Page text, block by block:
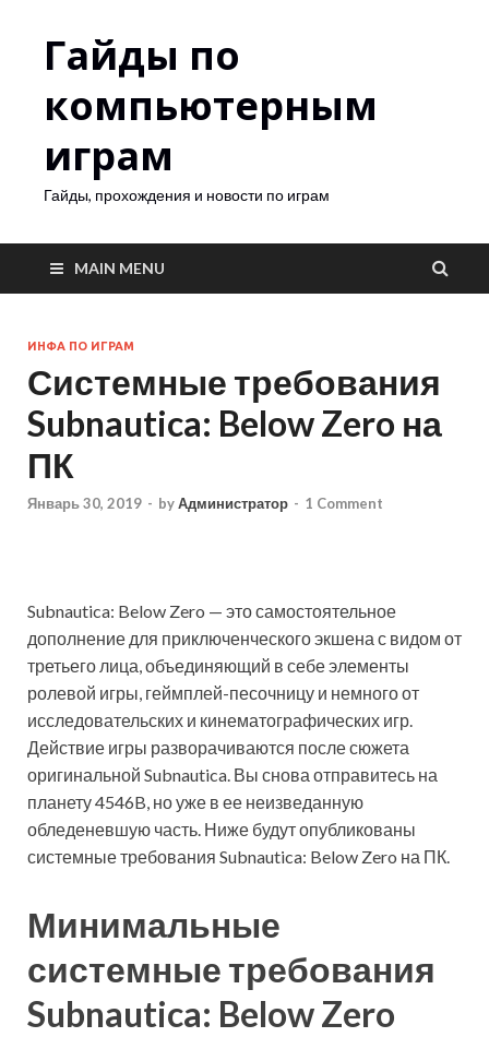
Гайды по
компьютерным
играм
Гайды, прохождения и новости по играм
MAIN MENU
ИНФА ПО ИГРАМ
Системные требования
Subnautica: Below Zero на
ПК
Январь 30, 2019 - byАдминистратор - 1 Comment
Subnautica: Below Zero — это самостоятельное
дополнение для приключенческого экшена с видом от
третьего лица, объединяющий в себе элементы
ролевой игры, геймплей-песочницу и немного от
исследовательских и кинематографических игр.
Действие игры разворачиваются после сюжета
оригинальной Subnautica. Вы снова отправитесь на
планету 4546B, но уже в ее неизведанную
обледеневшую часть. Ниже будут опубликованы
системные требования Subnautica: Below Zero на ПК.
Минимальные
системные требования
Subnautica: Below Zero